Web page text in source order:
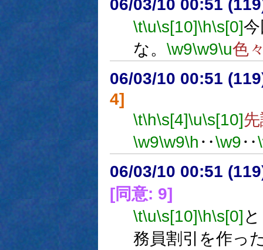
06/03/10 00:51
\t\u\s[10]\h\s[0]
な。 \w9\w9\u色
06/03/10 00:51
4]
\t\h\s[4]\u\s[10]
\w9\w9\h ‥\w9‥
06/03/10 00:51
[同意: 9]
\t\u\s[10]\h\s[0]
務員割引を作っ